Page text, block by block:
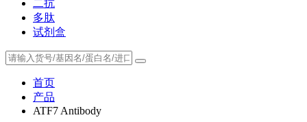
二抗
多肽
试剂盒
首页
产品
ATF7 Antibody